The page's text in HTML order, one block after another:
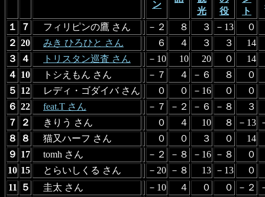
ン
光
役
ト
１ ７ フィリピンの鷹 さん －２ ８ ３ －13
０
２ 20 みき ひろひと さん ６ ４ ３ ３
14
３
４ トリスタン巡査 さん －10 10 20 ０
14
４ 10 トシえもん さん －７ ４ －６ ８
０
５ 12 レディ・ゴダイバ さん ０ ０ －16 ０
０
６ 22 feat.T さん －７ －２ －６ －８
３
７
２ きりう さん ０ ４ 10 ８ －13
８
８ 猫又ハーフ さん ０ ０ ３ ０
14
９ 17 tomh さん －２ －８ －16 －８
０
10 15 とらいしくる さん －20 －８ 13 －13
０
11
５ 圭太 さん －10 ４ ０ ０ －２